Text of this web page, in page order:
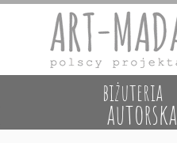
biżuteria
autorska